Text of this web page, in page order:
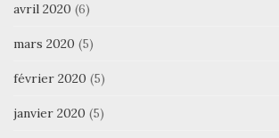
avril 2020 (6)
mars 2020 (5)
février 2020 (5)
janvier 2020 (5)